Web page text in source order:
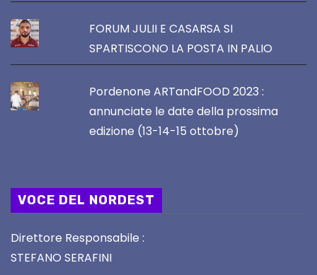
FORUM JULII E CASARSA SI
SPARTISCONO LA POSTA IN PALIO
Pordenone ARTandFOOD 2023 :
annunciate le date della prossima
edizione (13-14-15 ottobre)
VOCE DEL NORDEST
Direttore Responsabile :
STEFANO SERAFINI